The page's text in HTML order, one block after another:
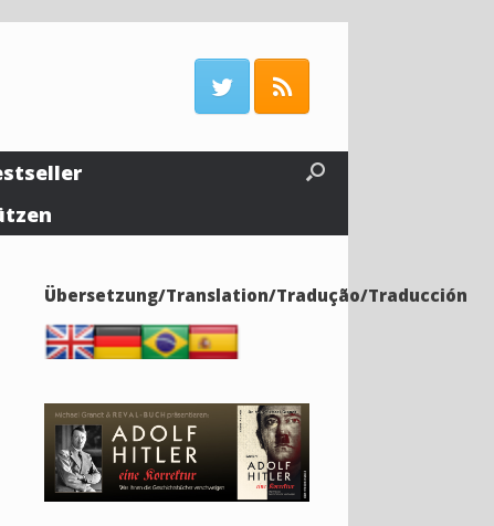
Übersetzung/Translation/Tradução/Traducción